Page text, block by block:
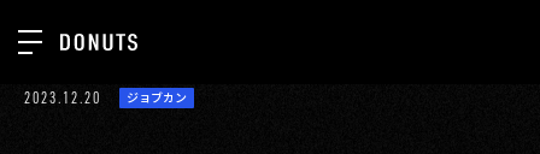
TOP
2023.12.20 ジョブカン